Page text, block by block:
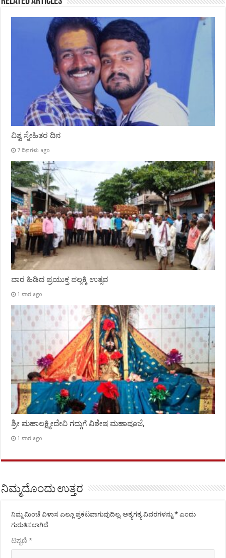
ವಿಶ್ವ ಸ್ನೇಹಿತರ ದಿನ
7 ದಿನಗಳು ago
ವಾರ ಹಿಡಿದ ಪ್ರಯುಕ್ತ ಪಲ್ಲಕ್ಕಿ ಉತ್ಸವ
1 ವಾರ ago
ಶ್ರೀ ಮಹಾಲಕ್ಷ್ಮೀದೇವಿ ಗದ್ಗುಗೆ ವಿಶೇಷ ಮಹಾಪೂಜೆ,
1 ವಾರ ago
ನಿಮ್ಮದೊಂದು ಉತ್ತರ
ನಿಮ್ಮ ಮಿಂಚೆ ವಿಳಾಸ ಎಲ್ಲೂ ಪ್ರಕಟವಾಗುವುದಿಲ್ಲ. ಅತ್ಯಗತ್ಯ ವಿವರಗಳನ್ನು* ಎಂದು
ಗುರುತಿಸಲಾಗಿದೆ
ಟಿಪ್ಪಣಿ*